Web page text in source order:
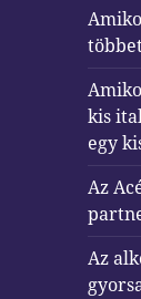
kis
egy
Az
Az